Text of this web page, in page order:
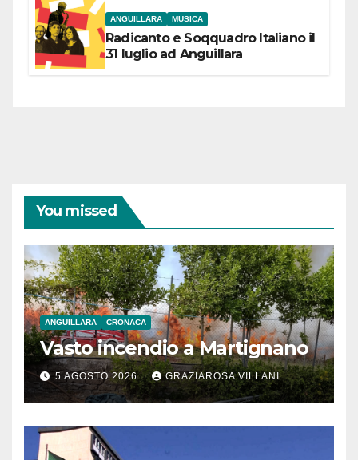
ANGUILLARA MUSICA
Radicanto e Soqquadro Italiano il
31 luglio ad Anguillara
You missed
ANGUILLARA CRONACA
Vasto incendio a Martignano
5 AGOSTO 2026 GRAZIAROSA VILLANI